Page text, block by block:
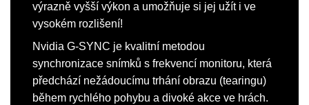
výrazně vyšší výkon a umožňuje si jej užít i ve
vysokém rozlišení!
Nvidia G-SYNC je kvalitní metodou
synchronizace snímků s frekvencí monitoru, která
předchází nežádoucímu trhání obrazu (tearingu)
během rychlého pohybu a divoké akce ve hrách.